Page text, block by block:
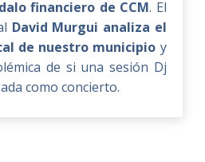
financiero de CCM. El
David Murgui analiza el
de nuestro municipio y
de si una sesión Dj
como concierto.